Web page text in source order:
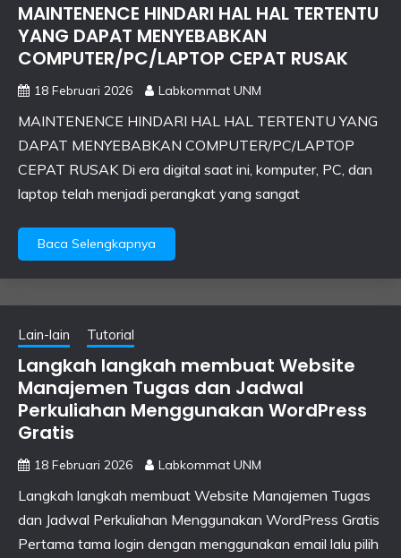
MAINTENENCE HINDARI HAL HAL TERTENTU
YANG DAPAT MENYEBABKAN
COMPUTER/PC/LAPTOP CEPAT RUSAK
18 Februari 2026 Labkommat UNM
MAINTENENCE HINDARI HAL HAL TERTENTU YANG
DAPAT MENYEBABKAN COMPUTER/PC/LAPTOP
CEPAT RUSAK Di era digital saat ini, komputer, PC, dan
laptop telah menjadi perangkat yang sangat
Baca Selengkapnya
Lain-lain Tutorial
Langkah langkah membuat Website
Manajemen Tugas dan Jadwal
Perkuliahan Menggunakan WordPress
Gratis
18 Februari 2026 Labkommat UNM
Langkah langkah membuat Website Manajemen Tugas
dan Jadwal Perkuliahan Menggunakan WordPress Gratis
Pertama tama login dengan menggunakan email lalu pilih